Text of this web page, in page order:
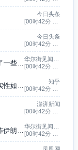
今日头条
今日头条
知乎
澎湃新闻